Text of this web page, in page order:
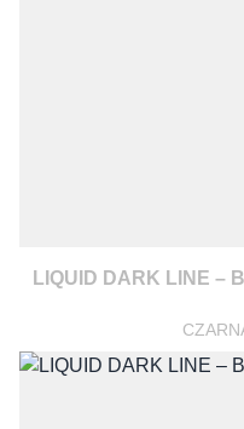
LIQUID DARK LINE –